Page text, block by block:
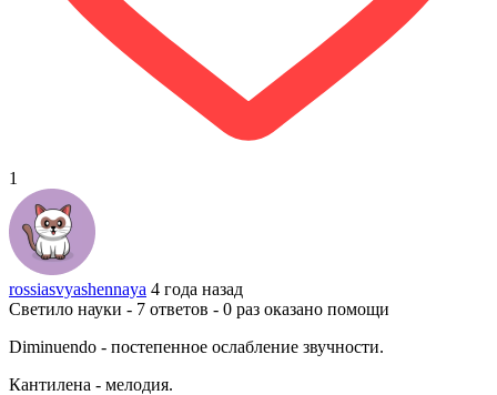
1
rossiasvyashennaya 4 года назад
Светило науки - 7 ответов - 0 раз оказано помощи
Diminuendo - постепенное ослабление звучности.
Кантилена - мелодия.